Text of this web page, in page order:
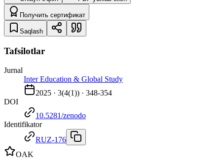
Получить сертификат
Saqlash
Tafsilotlar
Jurnal
Inter Education & Global Study
2025 · 3(4(1)) · 348-354
DOI
10.5281/zenodo
Identifikator
RUZ-176
OAK